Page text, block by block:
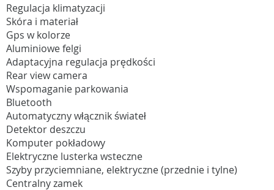
Regulacja klimatyzacji
Skóra i materiał
Gps w kolorze
Aluminiowe felgi
Adaptacyjna regulacja prędkości
Rear view camera
Wspomaganie parkowania
Bluetooth
Automatyczny włącznik świateł
Detektor deszczu
Komputer pokładowy
Elektryczne lusterka wsteczne
Szyby przyciemniane, elektryczne (przednie i tylne)
Centralny zamek